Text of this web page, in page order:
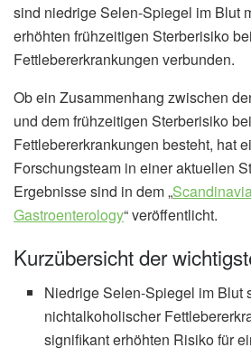
sind niedrige Selen-Spiegel im Blut
erhöhten frühzeitigen Sterberisiko
Fettlebererkrankungen verbunden.
Ob ein Zusammenhang zwischen
und dem frühzeitigen Sterberisiko
Fettlebererkrankungen besteht, hat
Forschungsteam in einer aktuellen
Ergebnisse sind in dem „
Gastroenterology“ veröffentlicht.
Kurzübersicht der
Niedrige Selen-Spiegel im Blut
nichtalkoholischer
signifikant erhöhten Risiko für